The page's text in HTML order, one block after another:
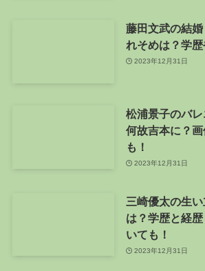
藤田文武の結
れそめは？学歴
2023年12月31日
松浦景子のバレ
何故吉本に？
も！
2023年12月31日
三崎優太の生
は？学歴と経
いても！
2023年12月31日